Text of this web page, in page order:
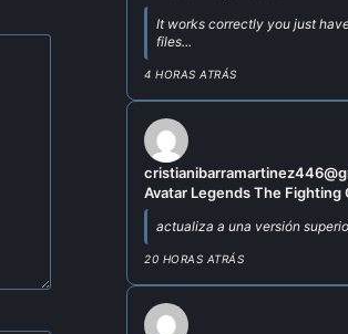
It works correctly you just
files...
4 HORAS ATRÁS
Avatar Legends The Fighting
actualiza a una versión
20 HORAS ATRÁS